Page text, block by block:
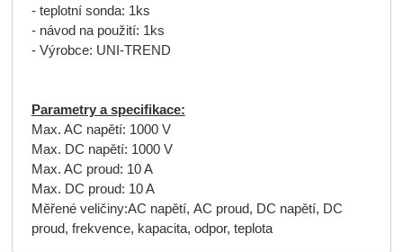
- teplotní sonda: 1ks
- návod na použití: 1ks
- Výrobce: UNI-TREND
Parametry a specifikace:
Max. AC napětí: 1000 V
Max. DC napětí: 1000 V
Max. AC proud: 10 A
Max. DC proud: 10 A
Měřené veličiny:AC napětí, AC proud, DC napětí, DC
proud, frekvence, kapacita, odpor, teplota